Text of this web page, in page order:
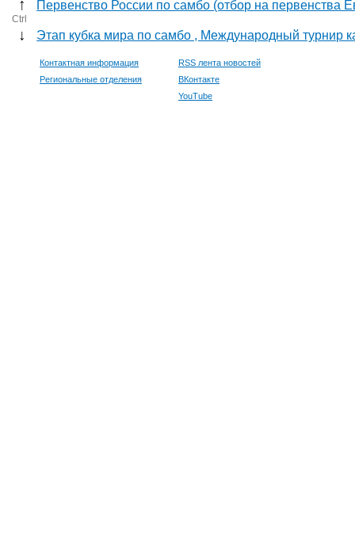
↑ Первенство России по самбо (отбор на первенства
Ctrl
↓ Этап кубка мира по самбо , Международный турнир
Контактная информация
Региональные отделения
RSS лента новостей
ВКонтакте
YouTube